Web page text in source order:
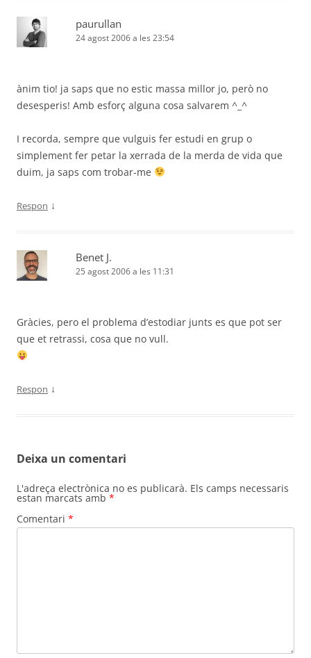
paurullan
24 agost 2006 a les 23:54
ànim tio! ja saps que no estic massa millor jo, però no
desesperis! Amb esforç alguna cosa salvarem ^_^
I recorda, sempre que vulguis fer estudi en grup o
simplement fer petar la xerrada de la merda de vida que
duim, ja saps com trobar-me
Respon ↓
Benet J.
25 agost 2006 a les 11:31
Gràcies, pero el problema d’estodiar junts es que pot ser
que et retrassi, cosa que no vull.
Respon ↓
Deixa un comentari
L'adreça electrònica no es publicarà. Els camps necessaris
estan marcats amb *
Comentari *